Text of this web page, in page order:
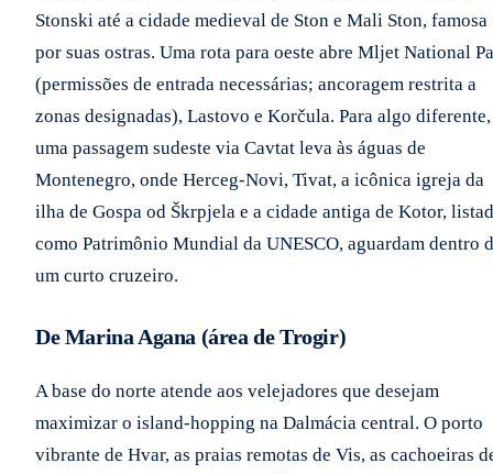
Stonski até a cidade medieval de Ston e Mali Ston, famosa
por suas ostras. Uma rota para oeste abre Mljet National
(permissões de entrada necessárias; ancoragem restrita a
zonas designadas), Lastovo e Korčula. Para algo diferente,
uma passagem sudeste via Cavtat leva às águas de
Montenegro, onde Herceg-Novi, Tivat, a icônica igreja da
ilha de Gospa od Škrpjela e a cidade antiga de Kotor,
como Patrimônio Mundial da UNESCO, aguardam dentro
um curto cruzeiro.
De Marina Agana (área de Trogir)
A base do norte atende aos velejadores que desejam
maximizar o island-hopping na Dalmácia central. O porto
vibrante de Hvar, as praias remotas de Vis, as cachoeiras